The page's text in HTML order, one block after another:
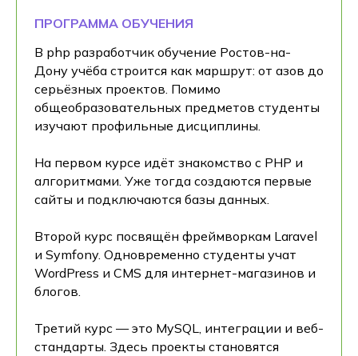
ПРОГРАММА ОБУЧЕНИЯ
В php разработчик обучение Ростов-на-
Дону учёба строится как маршрут: от азов до
серьёзных проектов. Помимо
общеобразовательных предметов студенты
изучают профильные дисциплины.
На первом курсе идёт знакомство с PHP и
алгоритмами. Уже тогда создаются первые
сайты и подключаются базы данных.
Второй курс посвящён фреймворкам Laravel
и Symfony. Одновременно студенты учат
WordPress и CMS для интернет-магазинов и
блогов.
Третий курс — это MySQL, интеграции и веб-
стандарты. Здесь проекты становятся